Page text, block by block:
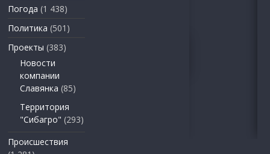
Погода (1 438)
Политика (501)
Проекты (383)
Новости
компании
Славянка (85)
Территория
"Сибагро" (293)
Происшествия